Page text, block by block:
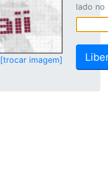
[trocar imagem]
lado no